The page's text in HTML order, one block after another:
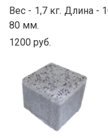
Вес - 1,7 кг. Длина
80 мм.
1200 руб.